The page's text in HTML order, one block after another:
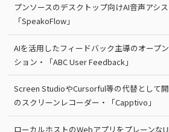
プンソースのデスクトップ向けAI音声アシス
「SpeakoFlow」
AIを活用したフィードバック主導のオープ
ション・「ABC User Feedback」
Screen StudioやCursorful等の代替として
のスクリーンレコーダー・「Capptivo」
ローカルホストのWebアプリをプレーンな